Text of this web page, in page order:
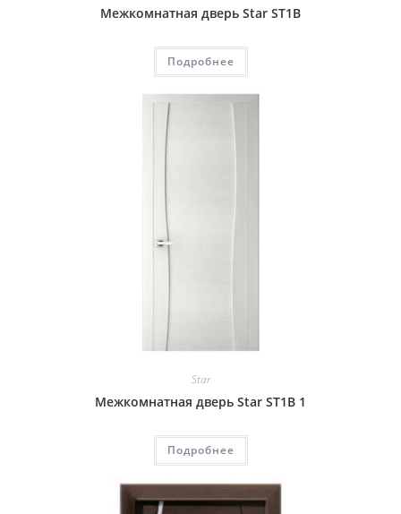
Межкомнатная дверь Star ST1B
Подробнее
Star
Межкомнатная дверь Star ST1B 1
Подробнее